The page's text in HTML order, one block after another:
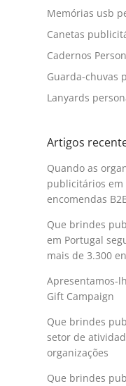
Memórias usb
Canetas
Cadernos
Guarda-chuvas
Lanyards
Artigos
Quando as
publicitários em
encomendas
Que brindes
em Portugal
mais de 3.300
Apresentamos-
Gift Campaign
Que brindes
setor de
organizações
Que brindes